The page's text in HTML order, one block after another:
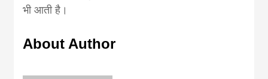
भी आती है।
About Author